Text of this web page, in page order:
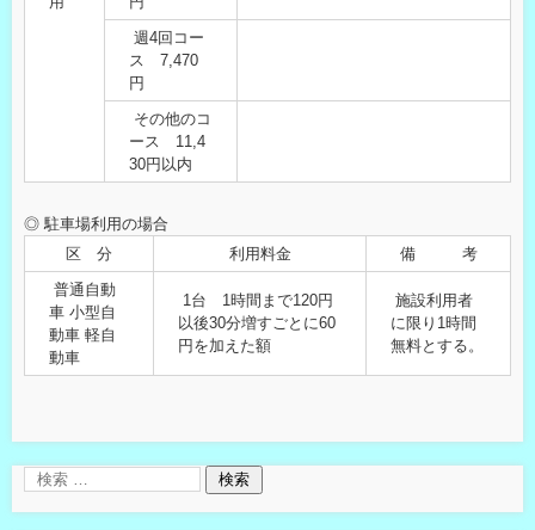
週4回コー
ス 7,470
円
その他のコ
ース 11,4
30円以内
◎ 駐車場利用の場合
区 分
利用料金
備 考
普通自動
車 小型自
動車 軽自
動車
1台 1時間まで120円
以後30分増すごとに60
円を加えた額
施設利用者
に限り1時間
無料とする。